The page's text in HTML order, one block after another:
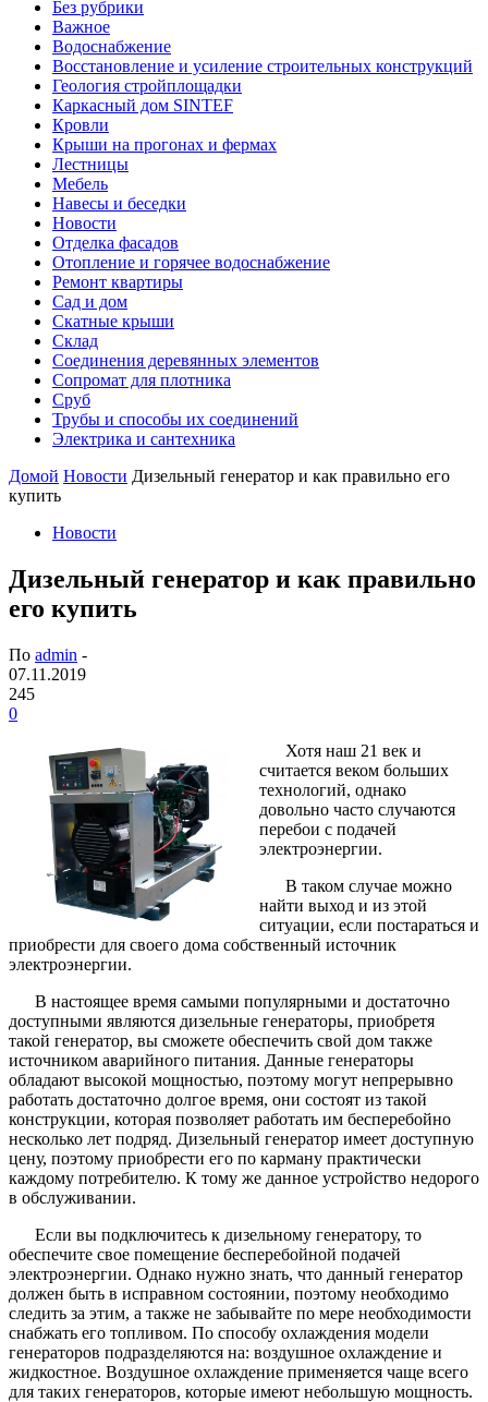
Без рубрики
Важное
Водоснабжение
Восстановление и усиление строительных конструкций
Геология стройплощадки
Каркасный дом SINTEF
Кровли
Крыши на прогонах и фермах
Лестницы
Мебель
Навесы и беседки
Новости
Отделка фасадов
Отопление и горячее водоснабжение
Ремонт квартиры
Сад и дом
Скатные крыши
Склад
Соединения деревянных элементов
Сопромат для плотника
Сруб
Трубы и способы их соединений
Электрика и сантехника
Домой Новости Дизельный генератор и как правильно его
купить
Новости
Дизельный генератор и как правильно
его купить
По admin -
07.11.2019
245
0
Хотя наш 21 век и
считается веком больших
технологий, однако
довольно часто случаются
перебои с подачей
электроэнергии.
В таком случае можно
найти выход и из этой
ситуации, если постараться и
приобрести для своего дома собственный источник
электроэнергии.
В настоящее время самыми популярными и достаточно
доступными являются дизельные генераторы, приобретя
такой генератор, вы сможете обеспечить свой дом также
источником аварийного питания. Данные генераторы
обладают высокой мощностью, поэтому могут непрерывно
работать достаточно долгое время, они состоят из такой
конструкции, которая позволяет работать им бесперебойно
несколько лет подряд. Дизельный генератор имеет доступную
цену, поэтому приобрести его по карману практически
каждому потребителю. К тому же данное устройство недорого
в обслуживании.
Если вы подключитесь к дизельному генератору, то
обеспечите свое помещение бесперебойной подачей
электроэнергии. Однако нужно знать, что данный генератор
должен быть в исправном состоянии, поэтому необходимо
следить за этим, а также не забывайте по мере необходимости
снабжать его топливом. По способу охлаждения модели
генераторов подразделяются на: воздушное охлаждение и
жидкостное. Воздушное охлаждение применяется чаще всего
для таких генераторов, которые имеют небольшую мощность.